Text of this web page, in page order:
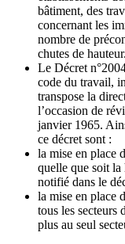
bâtiment, des
concernant les
nombre de
chutes de hauteur.
Le Décret
code du travail,
transpose la
l’occasion de
janvier 1965.
ce décret sont :
la mise en place
quelle que soit la
notifié dans le
la mise en place
tous les secteurs
plus au seul